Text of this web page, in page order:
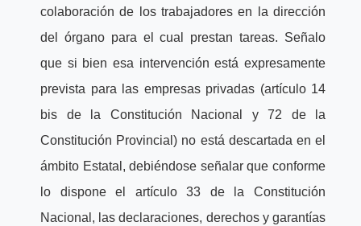
colaboración de los trabajadores en la dirección
del órgano para el cual prestan tareas. Señalo
que si bien esa intervención está expresamente
prevista para las empresas privadas (artículo 14
bis de la Constitución Nacional y 72 de la
Constitución Provincial) no está descartada en el
ámbito Estatal, debiéndose señalar que conforme
lo dispone el artículo 33 de la Constitución
Nacional, las declaraciones, derechos y garantías